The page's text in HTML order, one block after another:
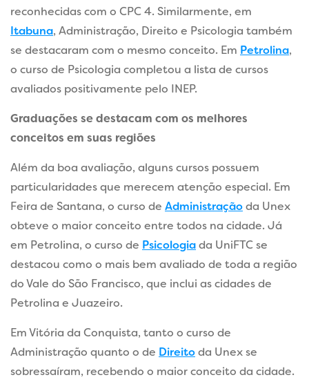
reconhecidas com o CPC 4. Similarmente, em
Itabuna, Administração, Direito e Psicologia também
se destacaram com o mesmo conceito. Em Petrolina,
o curso de Psicologia completou a lista de cursos
avaliados positivamente pelo INEP.
Graduações se destacam com os melhores
conceitos em suas regiões
Além da boa avaliação, alguns cursos possuem
particularidades que merecem atenção especial. Em
Feira de Santana, o curso de Administraçãoda Unex
obteve o maior conceito entre todos na cidade. Já
em Petrolina, o curso de Psicologiada UniFTC se
destacou como o mais bem avaliado de toda a região
do Vale do São Francisco, que inclui as cidades de
Petrolina e Juazeiro.
Em Vitória da Conquista, tanto o curso de
Administração quanto o de Direitoda Unex se
sobressaíram, recebendo o maior conceito da cidade.